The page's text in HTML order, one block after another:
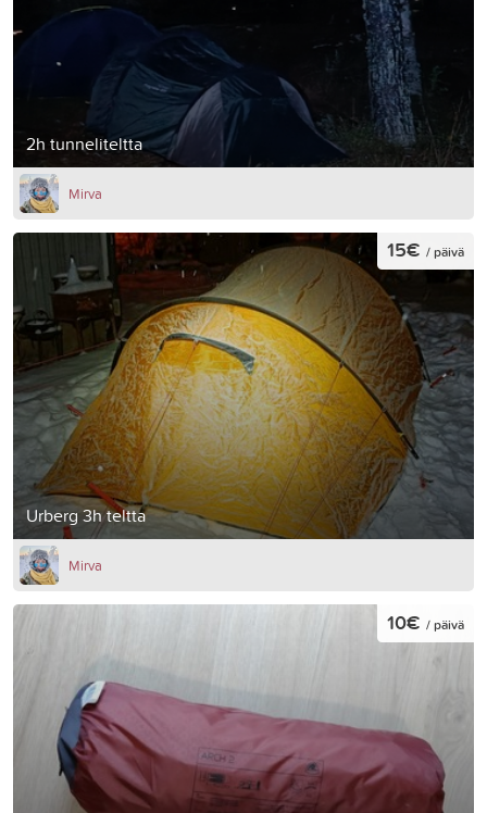
2h tunneliteltta
Mirva
Urberg 3h teltta
15€ / päivä
Mirva
10€ / päivä